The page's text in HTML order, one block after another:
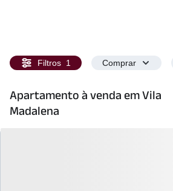
Filtros 1 Comprar
Apartamento à venda em Vila
Madalena